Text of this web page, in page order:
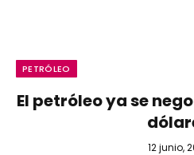
PETRÓLEO
El petróleo ya se
12 junio,